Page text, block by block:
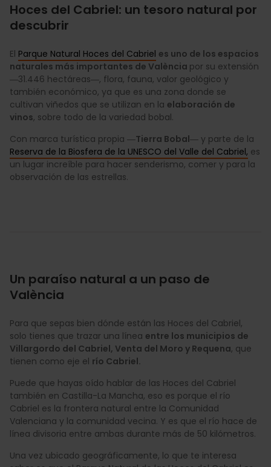
Hoces del Cabriel: un tesoro natural por
descubrir
El Parque Natural Hoces del Cabriel es uno de los espacios
naturales más importantes de València por su extensión
―31.446 hectáreas―, flora, fauna, valor geológico y
también económico, ya que es una zona donde se
cultivan viñedos que se utilizan en la elaboración de
vinos, sobre todo de la variedad bobal.
Con marca turística propia ―Tierra Bobal― y parte de la
Reserva de la Biosfera de la UNESCO del Valle del Cabriel, es
un lugar increíble para hacer senderismo, comer y para la
observación de las estrellas.
Un paraíso natural a un paso de
València
Para que sepas bien dónde están las Hoces del Cabriel,
solo tienes que trazar una línea entre los municipios de
Villargordo del Cabriel, Venta del Moro y Requena, que
tienen como eje el río Cabriel.
Puede que hayas oído hablar de las Hoces del Cabriel
también en Castilla-La Mancha, eso es porque el río
Cabriel es la frontera natural entre la Comunidad
Valenciana y la comunidad vecina. Y es que el río hace de
línea divisoria entre ambas durante más de 50 kilómetros.
Una vez ubicado geográficamente, lo que te interesa